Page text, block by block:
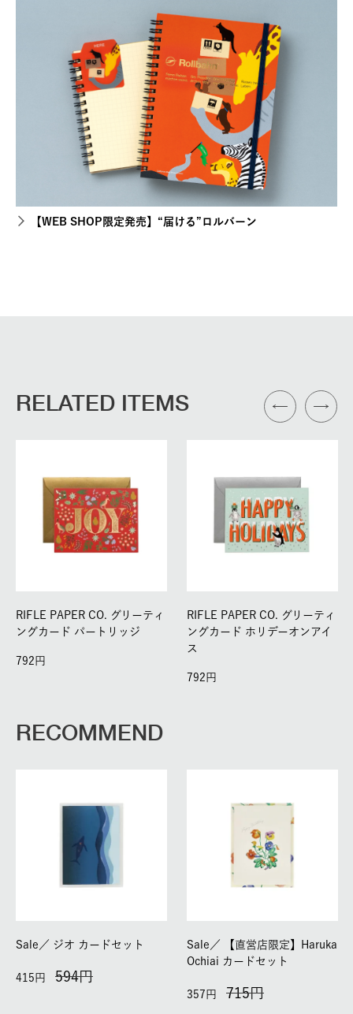
【WEB SHOP限定発売】“届ける”ロルバーン
RELATED ITEMS
RIFLE PAPER CO. グリーティ
ングカード パートリッジ
792
RIFLE PAPER CO. グリーティ
ングカード ホリデーオンアイ
ス
792
RECOMMEND
Sale／ ジオ カードセット
594
415
Sale／
【直営店限定】Haruka
Ochiai カードセット
715
357